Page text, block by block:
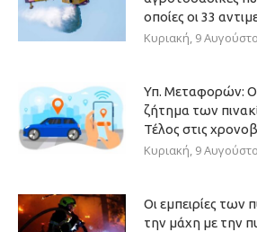
οποίες οι 33
Κυριακή, 9
Υπ. Μεταφορών:
ζήτημα των
Τέλος στις
Κυριακή, 9
Οι εμπειρίες
την μάχη με την